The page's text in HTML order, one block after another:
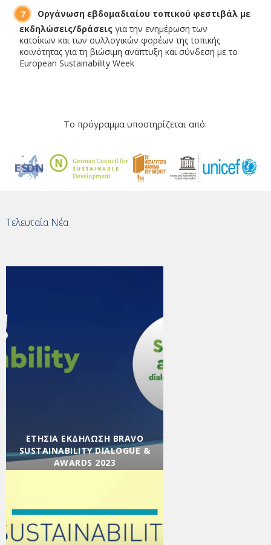
Οργάνωση εβδομαδιαίου τοπικού φεστιβάλ με
εκδηλώσεις/δράσεις για την ενημέρωση των
κατοίκων και των συλλογικών φορέων της τοπικής
κοινότητας για τη βιώσιμη ανάπτυξη και σύνδεση με το
European Sustainability Week
Το πρόγραμμα υποστηρίζεται από:
Τελευταία Νέα
ΕΤΉΣΙΑ ΕΚΔΉΛΩΣΗ BRAVO
SUSTAINABILITY DIALOGUE &
AWARDS 2023